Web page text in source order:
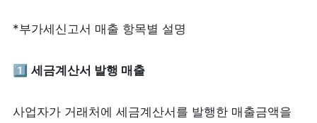
*부가세신고서 매출 항목별 설명
1️⃣ 세금계산서 발행 매출
사업자가 거래처에 세금계산서를 발행한 매출금액을